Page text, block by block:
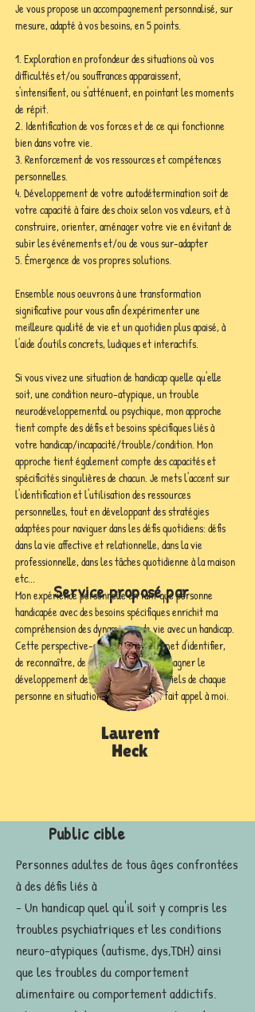
Je vous propose un accompagnement personnalisé, sur
mesure, adapté à vos besoins, en 5 points.
1. Exploration en profondeur des situations où vos
difficultés et/ou souffrances apparaissent,
s'intensifient, ou s'atténuent, en pointant les moments
de répit.
2. Identification de vos forces et de ce qui fonctionne
bien dans votre vie.
3. Renforcement de vos ressources et compétences
personnelles.
4. Développement de votre autodétermination soit de
votre capacité à faire des choix selon vos valeurs, et à
construire, orienter, aménager votre vie en évitant de
subir les événements et/ou de vous sur-adapter
5. Émergence de vos propres solutions.
Ensemble nous oeuvrons à une transformation
significative pour vous afin d'expérimenter une
meilleure qualité de vie et un quotidien plus apaisé, à
l'aide d'outils concrets, ludiques et interactifs.
Si vous vivez une situation de handicap quelle qu'elle
soit, une condition neuro-atypique, un trouble
neurodéveloppemental ou psychique, mon approche
tient compte des défis et besoins spécifiques liés à
votre handicap/incapacité/trouble/condition. Mon
approche tient également compte des capacités et
spécificités singulières de chacun. Je mets l'accent sur
l'identification et l'utilisation des ressources
personnelles, tout en développant des stratégies
adaptées pour naviguer dans les défis quotidiens: défis
dans la vie affective et relationnelle, dans la vie
professionnelle, dans les tâches quotidienne à la maison
etc...
Mon expérience personnelle en tant que personne
handicapée avec des besoins spécifiques enrichit ma
compréhension des dynamiques de vie avec un handicap.
Cette perspective-expertise me permet d'identifier,
de reconnaître, de valoriser et d'accompagner le
développement des capacités et potentiels de chaque
personne en situation de handicap qui fait appel à moi.
Service proposé par
Laurent
Heck
Public cible
Personnes adultes de tous âges confrontées
à des défis liés à
- Un handicap quel qu'il soit y compris les
troubles psychiatriques et les conditions
neuro-atypiques (autisme, dys,TDH) ainsi
que les troubles du comportement
alimentaire ou comportement addictifs.